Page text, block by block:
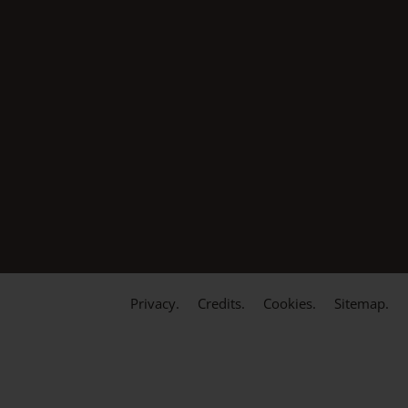
Privacy. Credits. Cookies. Sitemap.